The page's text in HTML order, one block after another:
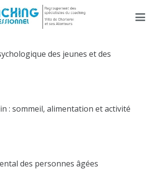
des jeunes et des
: sommeil, alimentation et activité
des personnes âgées